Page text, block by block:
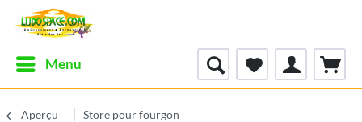
Menu
Aperçu Store pour fourgon